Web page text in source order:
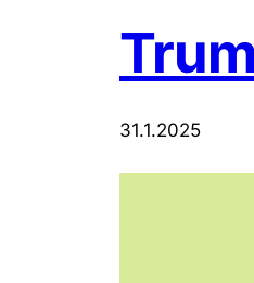
31.1.2025